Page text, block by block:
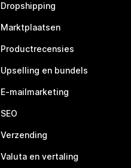
Dropshipping
Marktplaatsen
Productrecensies
Upselling en bundels
E-mailmarketing
SEO
Verzending
Valuta en vertaling